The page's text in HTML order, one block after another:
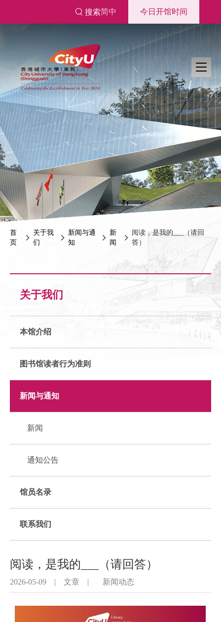
搜索简中 今日开馆时间
首
页
关于我
们
新闻与通
知
新
闻
阅读，是我的___（请回
答）
关于我们
本馆介绍
图书馆读者行为准则
新闻与通知
新闻
通知公告
馆员名录
联系我们
阅读，是我的___（请回答）
2026-05-09 | 文章 | 新闻动态